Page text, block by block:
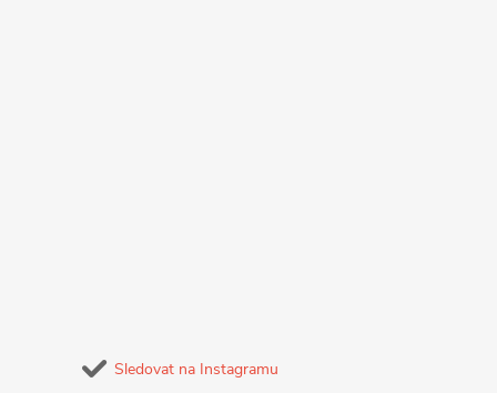
Sledovat na Instagramu